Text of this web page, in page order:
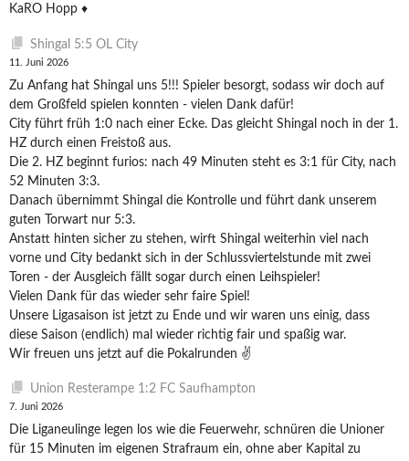
KaRO Hopp ♦️
Shingal 5:5 OL City
11. Juni 2026
Zu Anfang hat Shingal uns 5!!! Spieler besorgt, sodass wir doch auf
dem Großfeld spielen konnten - vielen Dank dafür!
City führt früh 1:0 nach einer Ecke. Das gleicht Shingal noch in der 1.
HZ durch einen Freistoß aus.
Die 2. HZ beginnt furios: nach 49 Minuten steht es 3:1 für City, nach
52 Minuten 3:3.
Danach übernimmt Shingal die Kontrolle und führt dank unserem
guten Torwart nur 5:3.
Anstatt hinten sicher zu stehen, wirft Shingal weiterhin viel nach
vorne und City bedankt sich in der Schlussviertelstunde mit zwei
Toren - der Ausgleich fällt sogar durch einen Leihspieler!
Vielen Dank für das wieder sehr faire Spiel!
Unsere Ligasaison ist jetzt zu Ende und wir waren uns einig, dass
diese Saison (endlich) mal wieder richtig fair und spaßig war.
Wir freuen uns jetzt auf die Pokalrunden ✌️
Union Resterampe 1:2 FC Saufhampton
7. Juni 2026
Die Liganeulinge legen los wie die Feuerwehr, schnüren die Unioner
für 15 Minuten im eigenen Strafraum ein, ohne aber Kapital zu